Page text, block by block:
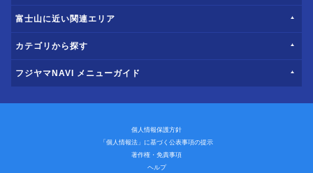
富士山に近い関連エリア
カテゴリから探す
フジヤマNAVI メニューガイド
個人情報保護方針
「個人情報法」に基づく公表事項の提示
著作権・免責事項
ヘルプ